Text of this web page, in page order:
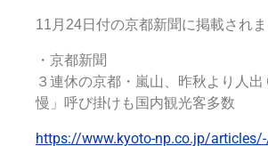
11月24日付の京都新聞に掲載されま
・ 京都新聞
３連休の京都・嵐山、昨秋より人
慢」呼び掛けも国内観光客多数
https://www.kyoto-np.co.jp/